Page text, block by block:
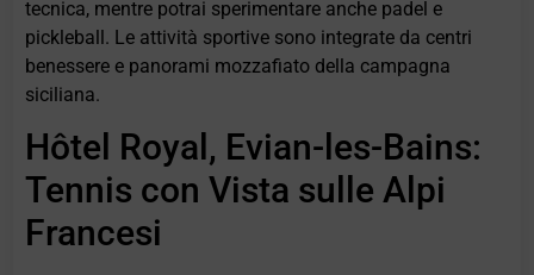
tecnica, mentre potrai sperimentare anche padel e
pickleball. Le attività sportive sono integrate da centri
benessere e panorami mozzafiato della campagna
siciliana.
Hôtel Royal, Evian-les-Bains:
Tennis con Vista sulle Alpi
Francesi